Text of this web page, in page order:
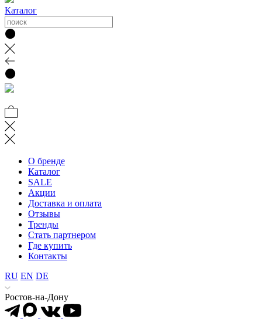
Каталог
О бренде
Каталог
SALE
Акции
Доставка и оплата
Отзывы
Тренды
Стать партнером
Где купить
Контакты
RU EN DE
Ростов-на-Дону